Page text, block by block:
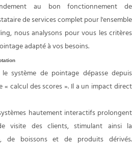
au bon fonctionnement de
de services complet pour l'ensemble
nous analysons pour vous les critères
adapté à vos besoins.
système de pointage dépasse depuis
calcul des scores ». Il a un impact direct
hautement interactifs prolongent
visite des clients, stimulant ainsi la
de boissons et de produits dérivés.